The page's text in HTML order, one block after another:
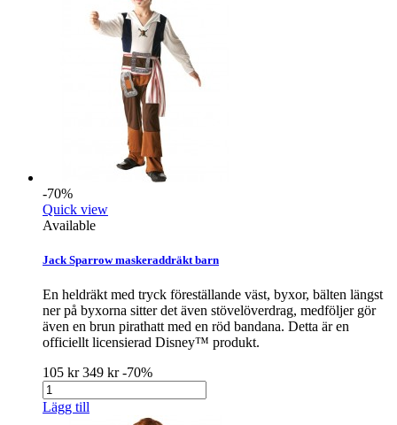
-70%
Quick view
Available
Jack Sparrow maskeraddräkt barn
En heldräkt med tryck föreställande väst, byxor, bälten längst
ner på byxorna sitter det även stövelöverdrag, medföljer gör
även en brun pirathatt med en röd bandana. Detta är en
officiellt licensierad Disney™ produkt.
105 kr349 kr-70%
Lägg till